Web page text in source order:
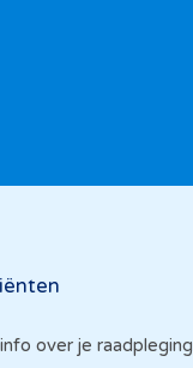
over je raadpleging